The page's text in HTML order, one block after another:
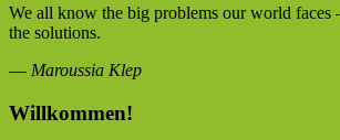
We all know the big problems our world faces
the solutions.
— Maroussia Klep
Willkommen!